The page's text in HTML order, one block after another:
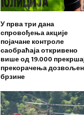
У прва три дана
спровођења акције
појачане контроле
саобраћаја откривено
више од 19.000
прекорачења
брзине